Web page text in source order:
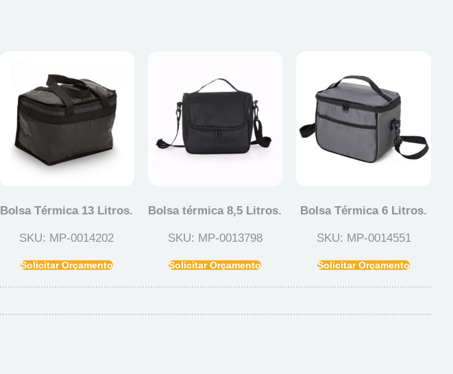
Bolsa Térmica 13 Litros.
SKU: MP-0014202
Solicitar Orçamento
Bolsa térmica 8,5 Litros.
SKU: MP-0013798
Solicitar Orçamento
Bolsa Térmica 6 Litros.
SKU: MP-0014551
Solicitar Orçamento